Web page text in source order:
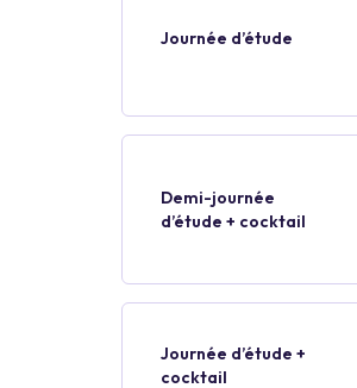
Journée d’étude
Demi-journée
d’étude + cocktail
Journée d’étude +
cocktail